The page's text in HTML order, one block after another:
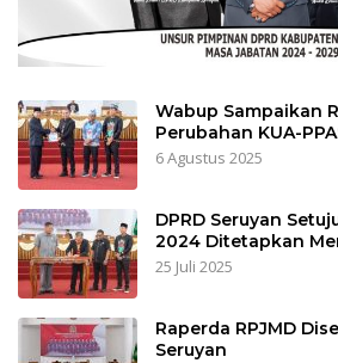
Wabup Sampaikan
Perubahan KUA-
6 Agustus 2025
DPRD Seruyan
2024 Ditetapkan
25 Juli 2025
Raperda RPJMD
Seruyan